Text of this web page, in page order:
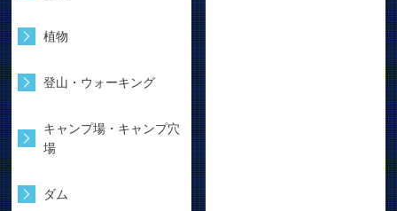
植物
登山・ウォーキング
キャンプ場・キャンプ穴
場
ダム